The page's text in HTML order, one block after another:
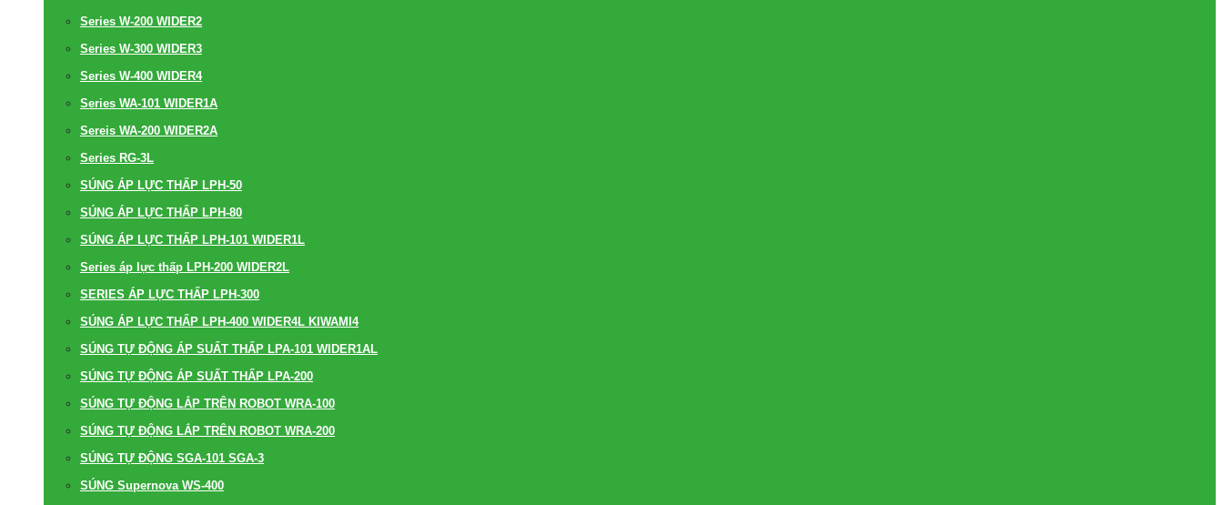
Series W-200 WIDER2
Series W-300 WIDER3
Series W-400 WIDER4
Series WA-101 WIDER1A
Sereis WA-200 WIDER2A
Series RG-3L
SÚNG ÁP LỰC THẤP LPH-50
SÚNG ÁP LỰC THẤP LPH-80
SÚNG ÁP LỰC THẤP LPH-101 WIDER1L
Series áp lực thấp LPH-200 WIDER2L
SERIES ÁP LỰC THẤP LPH-300
SÚNG ÁP LỰC THẤP LPH-400 WIDER4L KIWAMI4
SÚNG TỰ ĐỘNG ÁP SUẤT THẤP LPA-101 WIDER1AL
SÚNG TỰ ĐỘNG ÁP SUẤT THẤP LPA-200
SÚNG TỰ ĐỘNG LẮP TRÊN ROBOT WRA-100
SÚNG TỰ ĐỘNG LẮP TRÊN ROBOT WRA-200
SÚNG TỰ ĐỘNG SGA-101 SGA-3
SÚNG Supernova WS-400